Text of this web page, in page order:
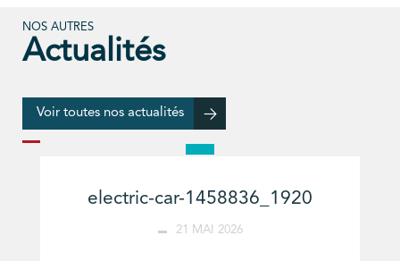
NOS AUTRES
Actualités
Voir toutes nos actualités
electric-car-1458836_1920
21 MAI 2026